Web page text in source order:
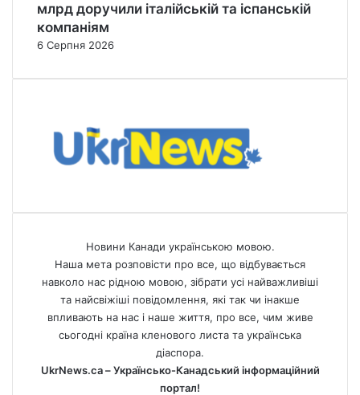
млрд доручили італійській та іспанській
компаніям
6 Серпня 2026
Новини Канади українською мовою.
Наша мета розповісти про все, що відбувається
навколо нас рідною мовою, зібрати усі найважливіші
та найсвіжіші повідомлення, які так чи інакше
впливають на нас і наше життя, про все, чим живе
сьогодні країна кленового листа та українська
діаспора.
UkrNews.ca – Українсько-Канадський інформаційний
портал!